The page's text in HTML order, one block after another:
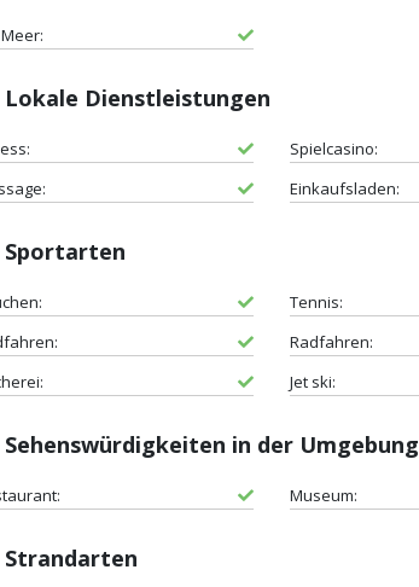
Lokale Dienstleistungen
Spielcasino:
Einkaufsladen:
Sportarten
Tennis:
Radfahren:
Jet ski:
Sehenswürdigkeiten in der Umgebung
Museum:
Strandarten